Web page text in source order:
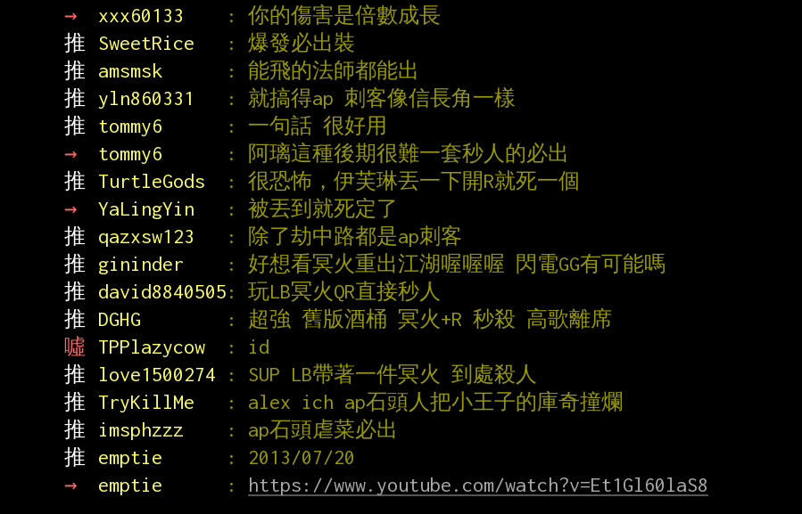
→
xxx60133 : 你的傷害是倍數成長
推
SweetRice : 爆發必出裝
推
amsmsk : 能飛的法師都能出
推
yln860331 : 就搞得ap 刺客像信長角一樣
推
tommy6 : 一句話 很好用
→
tommy6 : 阿璃這種後期很難一套秒人的必出
推
TurtleGods : 很恐怖，伊芙琳丟一下開R就死一個
→
YaLingYin : 被丟到就死定了
推
qazxsw123 : 除了劫中路都是ap刺客
推
gininder : 好想看冥火重出江湖喔喔喔 閃電GG有可能嗎
推
david8840505: 玩LB冥火QR直接秒人
推
DGHG : 超強 舊版酒桶 冥火+R 秒殺 高歌離席
噓
TPPlazycow : id
推
love1500274 : SUP LB帶著一件冥火 到處殺人
推
TryKillMe : alex ich ap石頭人把小王子的庫奇撞爛
推
imsphzzz : ap石頭虐菜必出
推
emptie : 2013/07/20
→
emptie : https://www.youtube.com/watch?v=Et1Gl60laS8